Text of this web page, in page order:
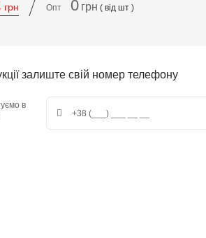
грн / Опт 0 грн ( від шт )
залиште свій номер телефону
в